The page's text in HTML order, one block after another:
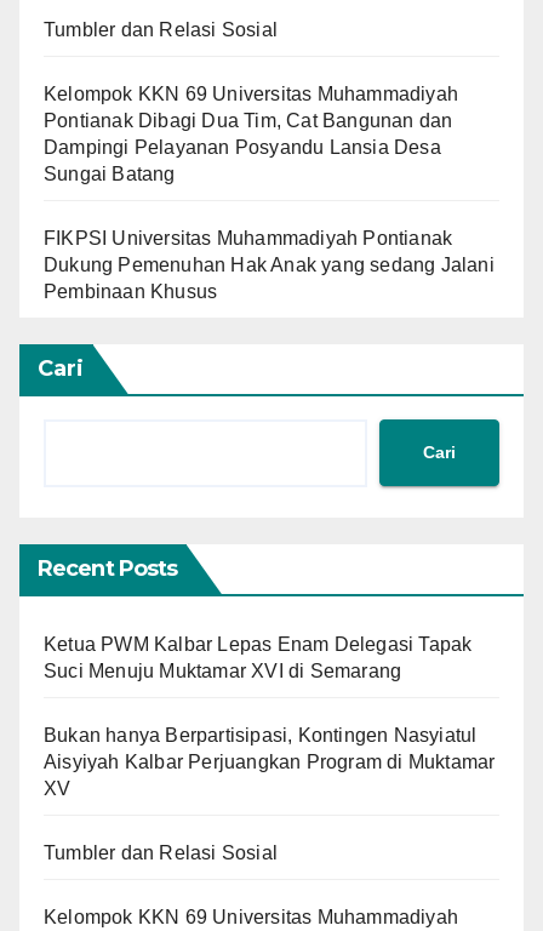
Tumbler dan Relasi Sosial
Kelompok KKN 69 Universitas Muhammadiyah
Pontianak Dibagi Dua Tim, Cat Bangunan dan
Dampingi Pelayanan Posyandu Lansia Desa
Sungai Batang
FIKPSI Universitas Muhammadiyah Pontianak
Dukung Pemenuhan Hak Anak yang sedang Jalani
Pembinaan Khusus
Cari
Cari
Recent Posts
Ketua PWM Kalbar Lepas Enam Delegasi Tapak
Suci Menuju Muktamar XVI di Semarang
Bukan hanya Berpartisipasi, Kontingen Nasyiatul
Aisyiyah Kalbar Perjuangkan Program di Muktamar
XV
Tumbler dan Relasi Sosial
Kelompok KKN 69 Universitas Muhammadiyah